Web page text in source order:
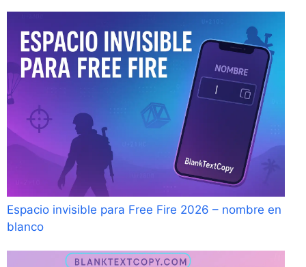
Espacio invisible para Free Fire 2026 – nombre en
blanco